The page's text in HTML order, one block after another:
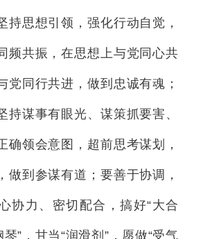
持思想引领，强化行动自觉，
频共振，在思想上与党同心共
党同行共进，做到忠诚有魂；
持谋事有眼光、谋策抓要害、
确领会意图，超前思考谋划，
做到参谋有道；要善于协调，
协力、密切配合，搞好“大合
琴”，甘当“润滑剂”，愿做“受气